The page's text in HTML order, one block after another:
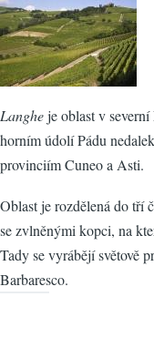
Langheje oblast v severní
horním údolí Pádu
provinciím Cuneo a Asti.
Oblast je rozdělená do tří
se zvlněnými kopci, na
Tady se vyrábějí světově
Barbaresco.